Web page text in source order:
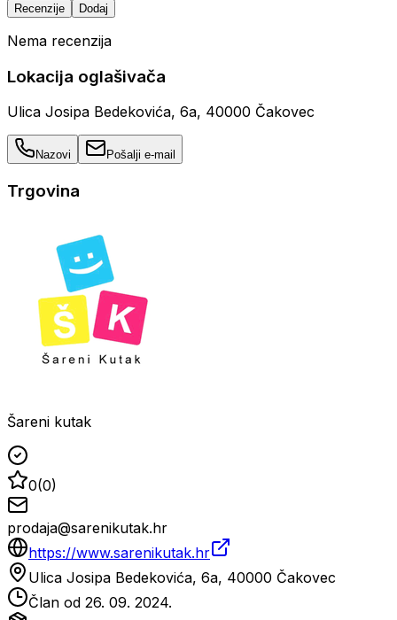
Recenzije Dodaj
Nema recenzija
Lokacija oglašivača
Ulica Josipa Bedekovića, 6a, 40000 Čakovec
Nazovi Pošalji e-mail
Trgovina
Šareni kutak
0(0)
prodaja@sarenikutak.hr
https://www.sarenikutak.hr
Ulica Josipa Bedekovića, 6a, 40000 Čakovec
Član od 26. 09. 2024.